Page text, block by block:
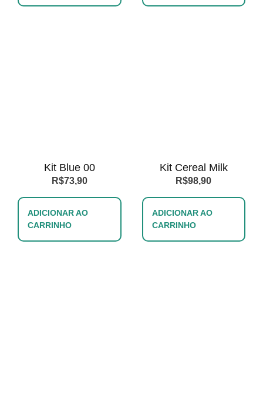
Kit Blue 00
R$73,90
ADICIONAR AO
CARRINHO
Kit Cereal Milk
R$98,90
ADICIONAR AO
CARRINHO